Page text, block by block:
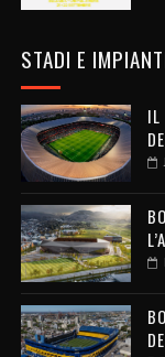
STADI E
IL